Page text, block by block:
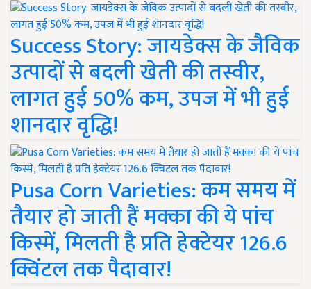
Success Story: जायडेक्स के जैविक
उत्पादों से बदली खेती की तस्वीर,
लागत हुई 50% कम, उपज में भी हुई
शानदार वृद्धि!
Pusa Corn Varieties: कम समय में
तैयार हो जाती हैं मक्का की ये पांच
किस्में, मिलती है प्रति हेक्टेयर 126.6
क्विंटल तक पैदावार!